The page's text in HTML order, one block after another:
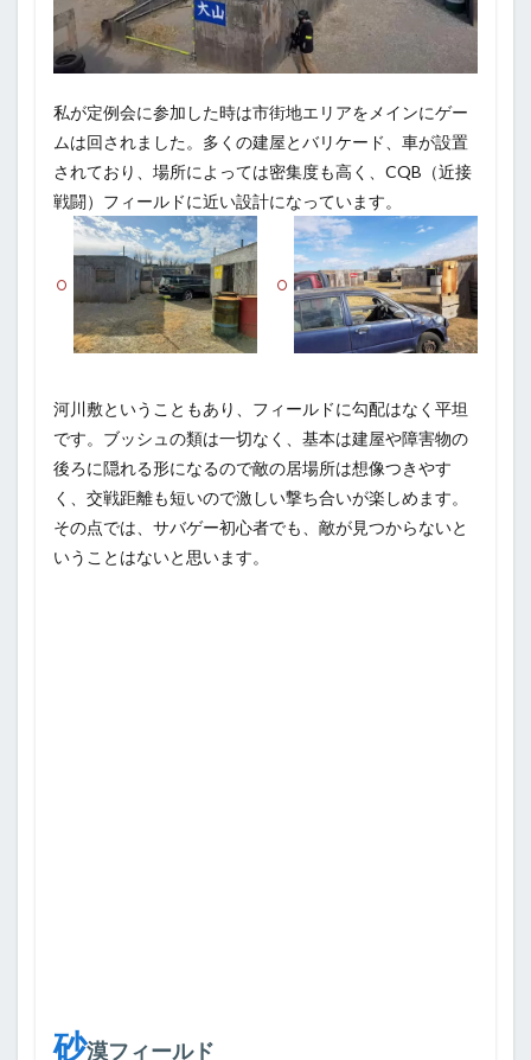
私が定例会に参加した時は市街地エリアをメインにゲー
ムは回されました。多くの建屋とバリケード、車が設置
されており、場所によっては密集度も高く、CQB（近接
戦闘）フィールドに近い設計になっています。
河川敷ということもあり、フィールドに勾配はなく平坦
です。ブッシュの類は一切なく、基本は建屋や障害物の
後ろに隠れる形になるので敵の居場所は想像つきやす
く、交戦距離も短いので激しい撃ち合いが楽しめます。
その点では、サバゲー初心者でも、敵が見つからないと
いうことはないと思います。
砂漠フィールド